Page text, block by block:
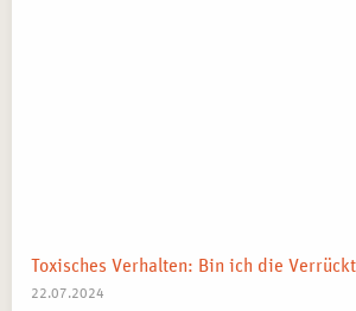
22.07.2024